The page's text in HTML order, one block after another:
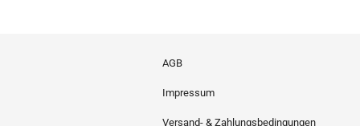
AGB
Impressum
Versand- & Zahlungsbedingungen